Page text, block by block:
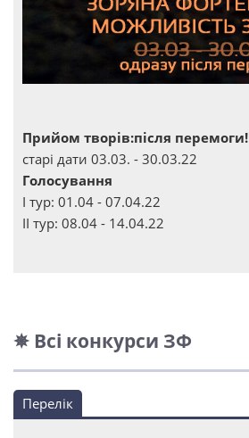
Прийом творів:після перемоги!
старі дати 03.03. - 30.03.22
Голосування
І тур: 01.04 - 07.04.22
ІІ тур: 08.04 - 14.04.22
✵ Всі конкурси ЗФ
Перелік